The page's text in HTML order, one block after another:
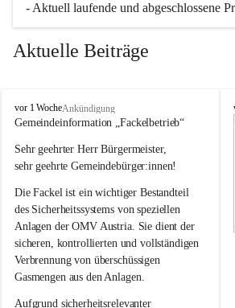
- Aktuell laufende und abgeschlossene
Aktuelle Beiträge
A
d
r
k
a
a
vor 1 WocheAnkündigung
Gemeindeinformation „Fackelbetrieb“
Sehr geehrter Herr Bürgermeister,
sehr geehrte Gemeindebürger:innen!
Die Fackel ist ein wichtiger Bestandteil
des Sicherheitssystems von speziellen
Anlagen der OMV Austria. Sie dient der
sicheren, kontrollierten und vollständigen
Verbrennung von überschüssigen
Gasmengen aus den Anlagen.
Aufgrund sicherheitsrelevanter